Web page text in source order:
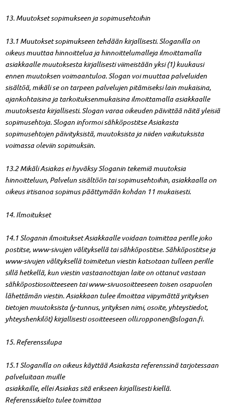
13. Muutokset sopimukseen ja sopimusehtoihin
13.1 Muutokset sopimukseen tehdään kirjallisesti. Sloganilla on
oikeus muuttaa hinnoittelua ja hinnoittelumalleja ilmoittamalla
asiakkaalle muutoksesta kirjallisesti viimeistään yksi (1) kuukausi
ennen muutoksen voimaantuloa. Slogan voi muuttaa palveluiden
sisältöä, mikäli se on tarpeen palvelujen pitämiseksi lain mukaisina,
ajankohtaisina ja tarkoituksenmukaisina ilmoittamalla asiakkaalle
muutoksesta kirjallisesti. Slogan varaa oikeuden päivittää näitä yleisiä
sopimusehtoja. Slogan informoi sähköpostitse Asiakasta
sopimusehtojen päivityksistä, muutoksista ja niiden vaikutuksista
voimassa oleviin sopimuksiin.
13.2 Mikäli Asiakas ei hyväksy Sloganin tekemiä muutoksia
hinnoitteluun, Palvelun sisältöön tai sopimusehtoihin, asiakkaalla on
oikeus irtisanoa sopimus päättymään kohdan 11 mukaisesti.
14. Ilmoitukset
14.1 Sloganin ilmoitukset Asiakkaalle voidaan toimittaa perille joko
postitse, www-sivujen välityksellä tai sähköpostitse. Sähköpostitse ja
www-sivujen välityksellä toimitetun viestin katsotaan tulleen perille
sillä hetkellä, kun viestin vastaanottajan laite on ottanut vastaan
sähköpostiosoitteeseen tai www-sivuosoitteeseen toisen osapuolen
lähettämän viestin. Asiakkaan tulee ilmoittaa viipymättä yrityksen
tietojen muutoksista (y-tunnus, yrityksen nimi, osoite, yhteystiedot,
yhteyshenkilöt) kirjallisesti osoitteeseen olli.ropponen@slogan.fi.
15. Referenssilupa
15.1 Sloganilla on oikeus käyttää Asiakasta referenssinä tarjotessaan
palveluitaan muille
asiakkaille, ellei Asiakas sitä erikseen kirjallisesti kiellä.
Referenssikielto tulee toimittaa